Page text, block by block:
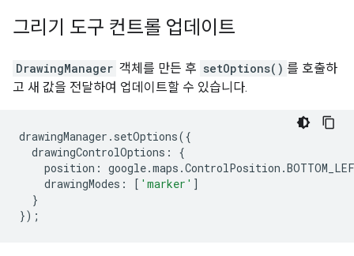
그리기 도구 컨트롤 업데이트
DrawingManager 객체를 만든 후 setOptions() 를 호출하
고 새 값을 전달하여 업데이트할 수 있습니다.
drawingManager . setOptions({
drawingControlOptions :
{
position : google.maps .ControlPosition .
drawingModes : [ 'marker' ]
}
});